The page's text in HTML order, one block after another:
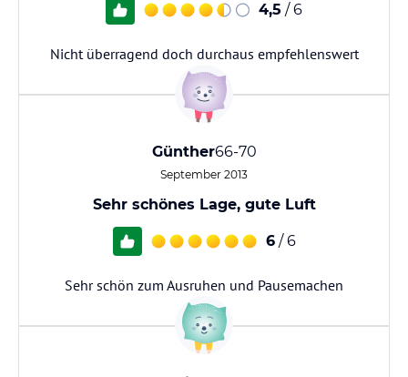
4,5 / 6
Nicht überragend doch durchaus empfehlenswert
Günther66-70
September 2013
Sehr schönes Lage, gute Luft
6 / 6
Sehr schön zum Ausruhen und Pausemachen